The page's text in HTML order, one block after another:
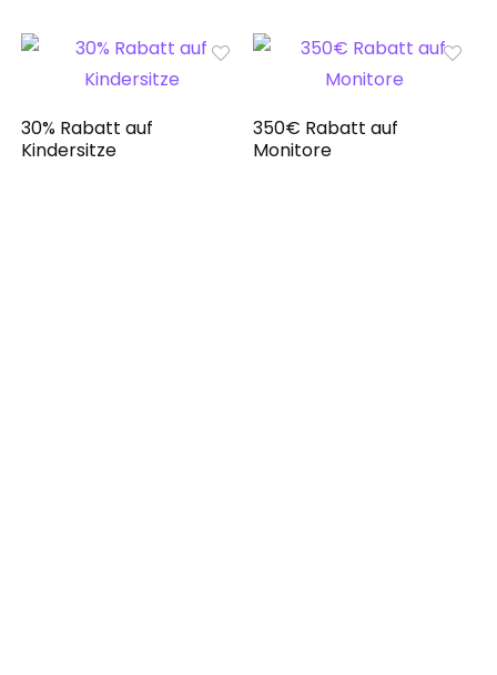
30% Rabatt auf
Kindersitze
350€ Rabatt auf
Monitore